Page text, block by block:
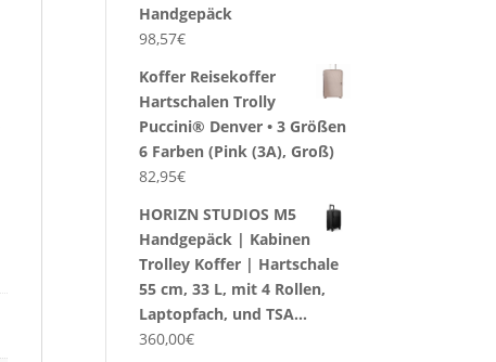
Handgepäck
98,57€
Koffer Reisekoffer
Hartschalen Trolly
Puccini® Denver • 3 Größen
6 Farben (Pink (3A), Groß)
82,95€
HORIZN STUDIOS M5
Handgepäck | Kabinen
Trolley Koffer | Hartschale
55 cm, 33 L, mit 4 Rollen,
Laptopfach, und TSA…
360,00€